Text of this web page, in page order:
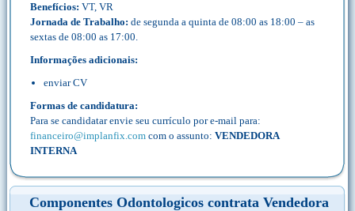
Benefícios: VT, VR
Jornada de Trabalho: de segunda a quinta de 08:00 as 18:00 – as
sextas de 08:00 as 17:00.
Informações adicionais:
enviar CV
Formas de candidatura:
Para se candidatar envie seu currículo por e-mail para:
financeiro@implanfix.com com o assunto: VENDEDORA
INTERNA
Componentes Odontologicos contrata Vendedora